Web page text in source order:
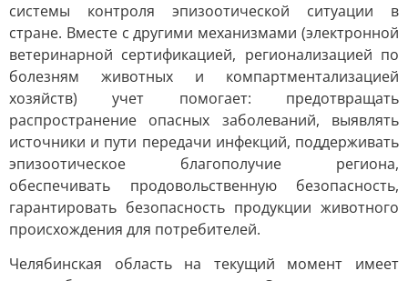
системы контроля эпизоотической ситуации в
стране. Вместе с другими механизмами (электронной
ветеринарной сертификацией, регионализацией по
болезням животных и компартментализацией
хозяйств) учет помогает: предотвращать
распространение опасных заболеваний, выявлять
источники и пути передачи инфекций, поддерживать
эпизоотическое благополучие региона,
обеспечивать продовольственную безопасность,
гарантировать безопасность продукции животного
происхождения для потребителей.
Челябинская область на текущий момент имеет